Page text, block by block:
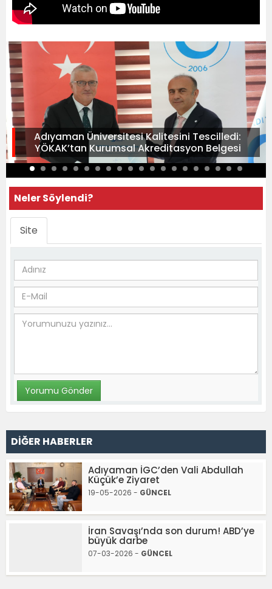
Adıyaman Üniversitesi Kalitesini Tescilledi:
YÖKAK’tan Kurumsal Akreditasyon Belgesi
Neler Söylendi?
Site
DİĞER HABERLER
Adıyaman İGC’den Vali Abdullah
Küçük’e Ziyaret
19-05-2026 - GÜNCEL
İran Savaşı’nda son durum! ABD’ye
büyük darbe
07-03-2026 - GÜNCEL